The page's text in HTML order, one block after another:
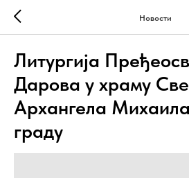
Новости
Литургија
Дарова у храму
Архангела
граду